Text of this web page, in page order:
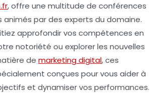
, offre une multitude de conférences
animés par des experts du domaine.
approfondir vos compétences en
notoriété ou explorer les nouvelles
de marketing digital, ces
conçues pour vous aider à
et dynamiser vos performances.